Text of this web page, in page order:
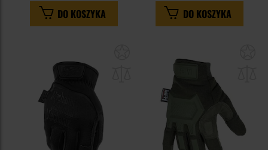
DO KOSZYKA DO KOSZYKA